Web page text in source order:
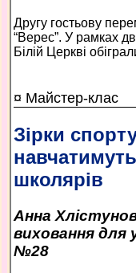
Другу гостьову
“Верес”. У рамках
Білій Церкві
¤ Майстер-клас
Зірки
навчатимуть
школярів
Анна
виховання для
№28